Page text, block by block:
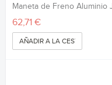
Maneta de Freno Aluminio
62,71 €
AÑADIR A LA CESTA